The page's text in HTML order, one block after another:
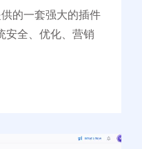
的一套强大的插件
安全、优化、营销